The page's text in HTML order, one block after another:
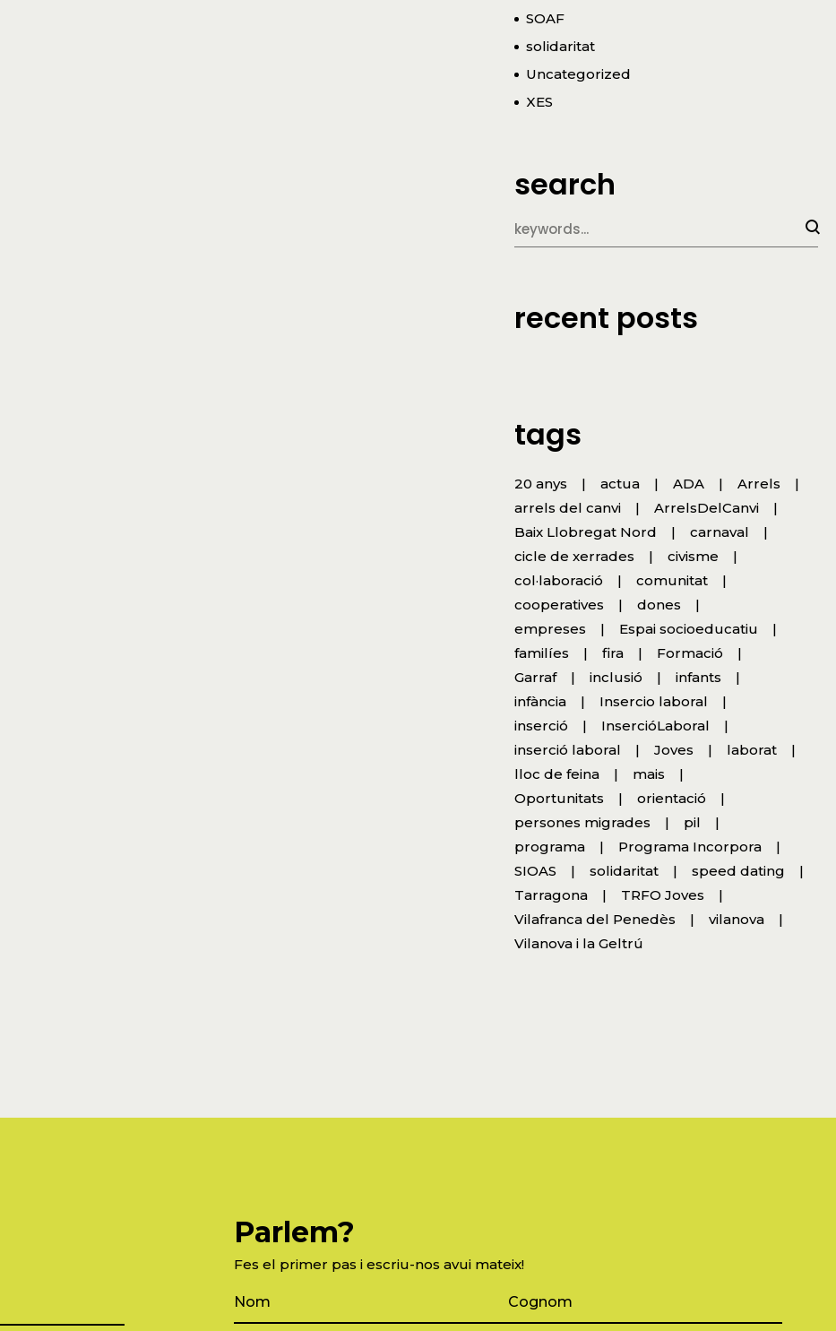
SOAF
solidaritat
Uncategorized
XES
search
recent posts
tags
20 anys actua ADA
Arrels
arrels del canvi
ArrelsDelCanvi
Baix Llobregat Nord
carnaval
cicle de xerrades
civisme
col·laboració
comunitat
cooperatives
dones
empreses
Espai socioeducatiu
familíes
fira
Formació
Garraf
inclusió
infants
infància
Insercio laboral
inserció
InsercióLaboral
inserció laboral
Joves
laborat
lloc de feina
mais
Oportunitats
orientació
persones migrades
pil
programa
Programa Incorpora
SIOAS
solidaritat
speed dating
Tarragona
TRFO Joves
Vilafranca del Penedès
vilanova
Vilanova i la Geltrú
Parlem?
Fes el primer pas i escriu-nos avui mateix!